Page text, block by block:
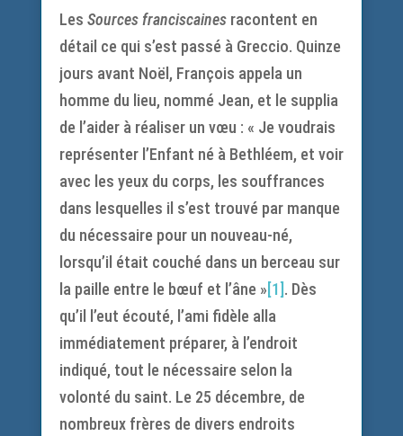
Les Sources franciscainesracontent en
détail ce qui s’est passé à Greccio. Quinze
jours avant Noël, François appela un
homme du lieu, nommé Jean, et le supplia
de l’aider à réaliser un vœu : « Je voudrais
représenter l’Enfant né à Bethléem, et voir
avec les yeux du corps, les souffrances
dans lesquelles il s’est trouvé par manque
du nécessaire pour un nouveau-né,
lorsqu’il était couché dans un berceau sur
la paille entre le bœuf et l’âne »[1]. Dès
qu’il l’eut écouté, l’ami fidèle alla
immédiatement préparer, à l’endroit
indiqué, tout le nécessaire selon la
volonté du saint. Le 25 décembre, de
nombreux frères de divers endroits